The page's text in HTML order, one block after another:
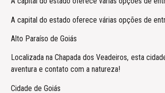
A capital do estado oferece várias opções de
Alto Paraíso de Goiás
Localizada na Chapada dos Veadeiros, esta
aventura e contato com a natureza!
Cidade de Goiás